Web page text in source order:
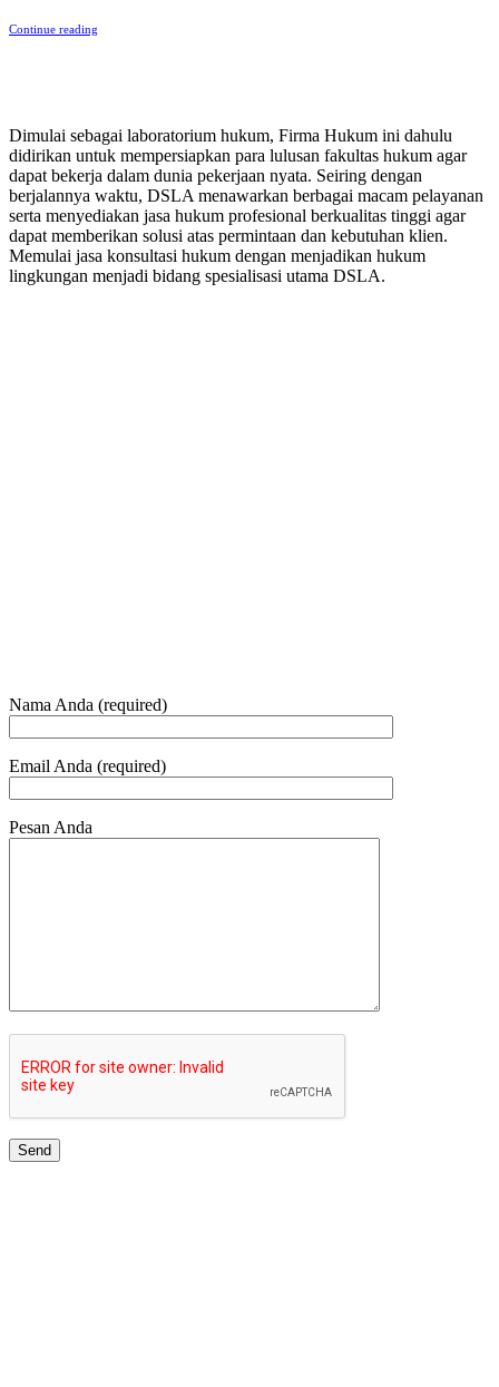
Continue reading
Dimulai sebagai laboratorium hukum, Firma Hukum ini dahulu
didirikan untuk mempersiapkan para lulusan fakultas hukum agar
dapat bekerja dalam dunia pekerjaan nyata. Seiring dengan
berjalannya waktu, DSLA menawarkan berbagai macam pelayanan
serta menyediakan jasa hukum profesional berkualitas tinggi agar
dapat memberikan solusi atas permintaan dan kebutuhan klien.
Memulai jasa konsultasi hukum dengan menjadikan hukum
lingkungan menjadi bidang spesialisasi utama DSLA.
Nama Anda (required)
Email Anda (required)
Pesan Anda